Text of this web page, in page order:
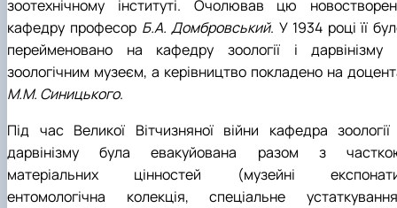
зоотехнічному інституті. Очолював цю
кафедру професор Б.А. Домбровський. У 1934 році її
перейменовано на кафедру зоології і дарвінізму
зоологічним музеєм, а керівництво покладено на
М.М. Синицького.
Під час Великої Вітчизняної війни кафедра зоології
дарвінізму була евакуйована разом з
матеріальних цінностей (музейні
ентомологічна колекція, спеціальне